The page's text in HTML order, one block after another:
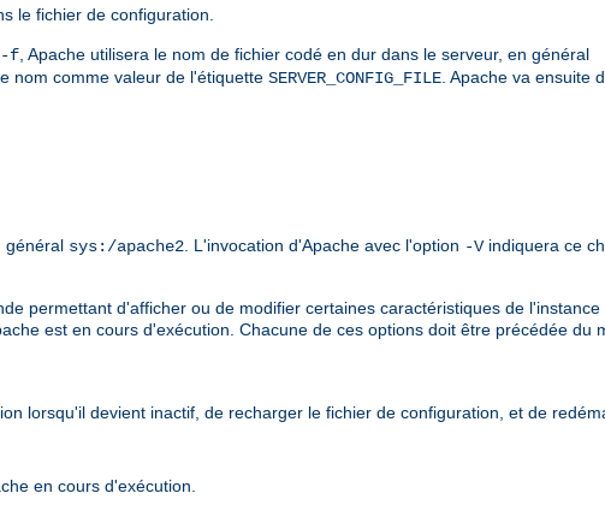
le fichier de configuration.
-f , Apache utilisera le nom de fichier codé en dur dans le serveur, en général
nom comme valeur de l'étiquette SERVER_CONFIG_FILE . Apache va ensuite
général sys:/apache2 . L'invocation d'Apache avec l'option -Vindiquera ce
permettant d'afficher ou de modifier certaines caractéristiques de
est en cours d'exécution. Chacune de ces options doit être précédée du
lorsqu'il devient inactif, de recharger le fichier de configuration, et de
en cours d'exécution.